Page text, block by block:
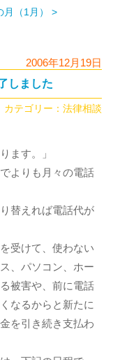
月（1月） >
2006年12月19日
しました
カテゴリー： 法律相談
ます。」
よりも月々の電話
替えれば電話代が
受けて、使わない
、パソコン、ホー
被害や、前に電話
なるからと新たに
を引き続き支払わ